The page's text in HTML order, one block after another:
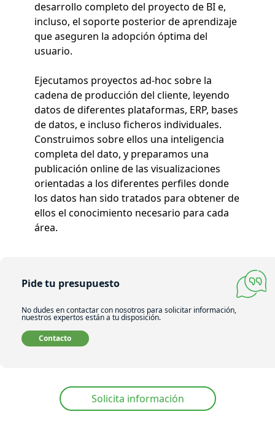
desarrollo completo del proyecto de BI e,
incluso, el soporte posterior de aprendizaje
que aseguren la adopción óptima del
usuario.
Ejecutamos proyectos ad-hoc sobre la
cadena de producción del cliente, leyendo
datos de diferentes plataformas, ERP, bases
de datos, e incluso ficheros individuales.
Construimos sobre ellos una inteligencia
completa del dato, y preparamos una
publicación online de las visualizaciones
orientadas a los diferentes perfiles donde
los datos han sido tratados para obtener de
ellos el conocimiento necesario para cada
área.
Pide tu presupuesto
No dudes en contactar con nosotros para solicitar información,
nuestros expertos están a tu disposición.
Contacto
Solicita información